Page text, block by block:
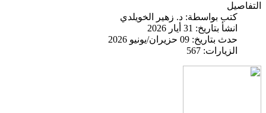
التفاصيل
كتب بواسطة: د. زهير الخويلدي
انشأ بتاريخ: 31 أيار 2026
حدث بتاريخ: 09 حزيران/يونيو 2026
الزيارات: 567